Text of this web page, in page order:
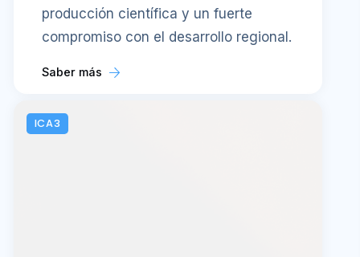
producción científica y un fuerte
compromiso con el desarrollo regional.
Saber más
ICA3